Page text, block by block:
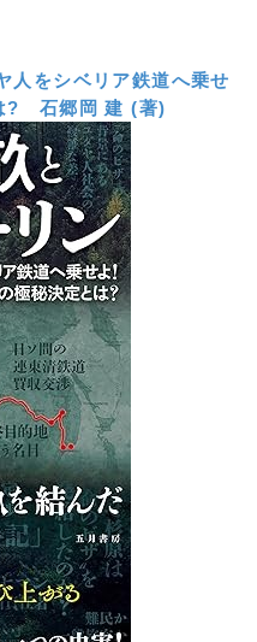
人をシベリア鉄道へ乗せ
?
石郷岡 建 (著)